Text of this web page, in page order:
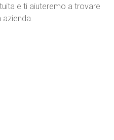
e ti aiuteremo a trovare
azienda.